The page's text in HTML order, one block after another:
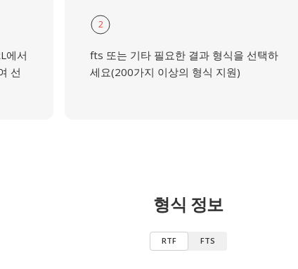
에서
선
2
fts 또는 기타 필요한 결과 형식을 선택하
세요(200가지 이상의 형식 지원)
형식 정보
RTF FTS